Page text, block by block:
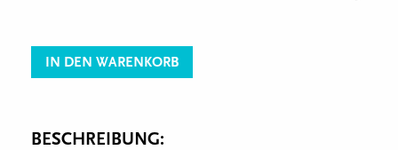
IN DEN WARENKORB
BESCHREIBUNG: